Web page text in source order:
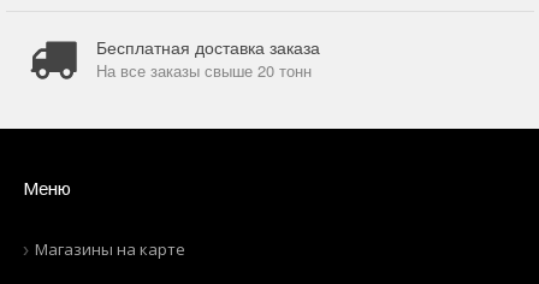
Бесплатная доставка заказа
На все заказы свыше 20 тонн
Меню
Магазины на карте